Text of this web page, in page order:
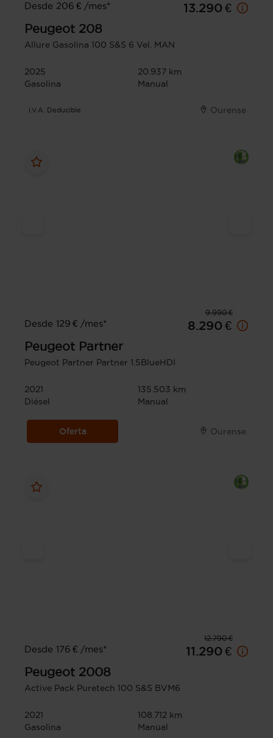
Desde 206 € /mes*
13.290 €
Peugeot 208
Allure Gasolina 100 S&S 6 Vel. MAN
2025
20.937 km
Gasolina
Manual
I.V.A. Deducible Ourense
9.990 €
Desde 129 € /mes*
8.290 €
Peugeot Partner
Peugeot Partner Partner 1.5BlueHDI
2021
135.503 km
Diésel
Manual
Oferta Ourense
12.790 €
Desde 176 € /mes*
11.290 €
Peugeot 2008
Active Pack Puretech 100 S&S BVM6
2021
108.712 km
Gasolina
Manual